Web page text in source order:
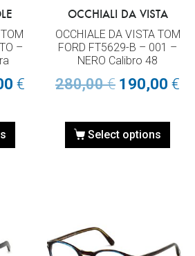
–
€
OCCHIALI DA VISTA
OCCHIALE DA VISTA TOM
FORD FT5629-B – 001 –
NERO Calibro 48
280,00€ 190,00 €
Select options